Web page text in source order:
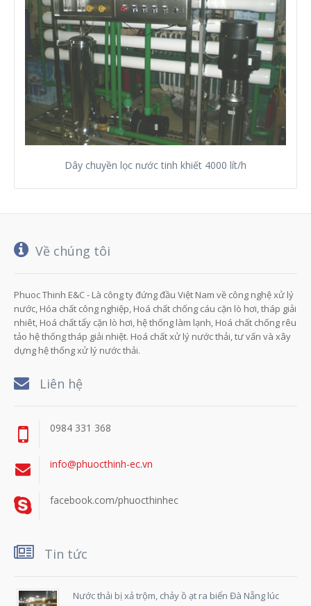
Dây chuyền lọc nước tinh khiết 4000 lít/h
Về chúng tôi
Phuoc Thinh E&C - Là công ty đứng đầu Việt Nam về công nghệ xử lý
nước, Hóa chất công nghiệp, Hoá chất chống cáu cặn lò hơi, tháp giải
nhiêt, Hoá chất tẩy cặn lò hơi, hệ thống làm lạnh, Hoá chất chống rêu
tảo hệ thống tháp giải nhiệt. Hoá chất xử lý nước thải, tư vấn và xây
dựng hệ thống xử lý nước thải.
Liên hệ
0984 331 368
info@phuocthinh-ec.vn
facebook.com/phuocthinhec
Tin tức
Nước thải bị xả trộm, chảy ồ ạt ra biển Đà Nẵng lúc